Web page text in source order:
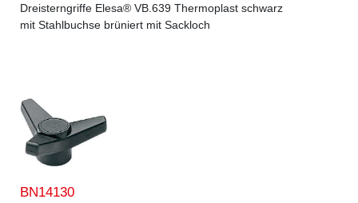
Dreisterngriffe Elesa® VB.639 Thermoplast schwarz
mit Stahlbuchse brüniert mit Sackloch
BN14130